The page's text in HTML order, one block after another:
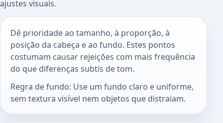
ajustes visuais.
Dê prioridade ao tamanho, à proporção, à
posição da cabeça e ao fundo. Estes pontos
costumam causar rejeições com mais frequência
do que diferenças subtis de tom.
Regra de fundo: Use um fundo claro e uniforme,
sem textura visível nem objetos que distraiam.